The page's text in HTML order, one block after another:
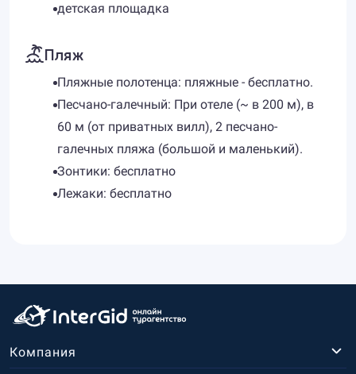
детская площадка
Пляж
Пляжные полотенца: пляжные - бесплатно.
Песчано-галечный: При отеле (~ в 200 м), в
60 м (от приватных вилл), 2 песчано-
галечных пляжа (большой и маленький).
Зонтики: бесплатно
Лежаки: бесплатно
Компания